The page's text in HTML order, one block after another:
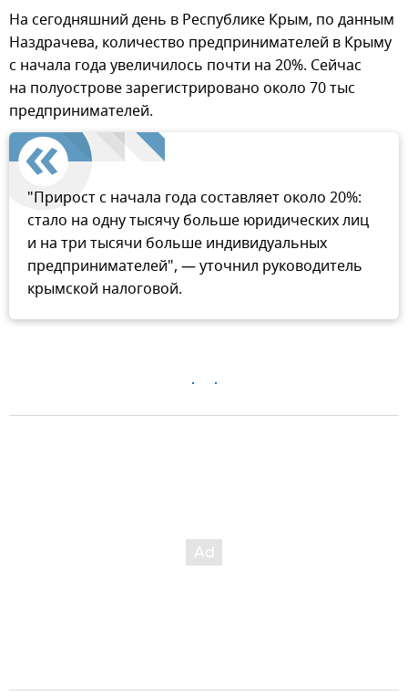
На сегодняшний день в Республике Крым, по данным
Наздрачева, количество предпринимателей в Крыму
с начала года увеличилось почти на 20%. Сейчас
на полуострове зарегистрировано около 70 тыс
предпринимателей.
"Прирост с начала года составляет около 20%:
стало на одну тысячу больше юридических лиц
и на три тысячи больше индивидуальных
предпринимателей", — уточнил руководитель
крымской налоговой.